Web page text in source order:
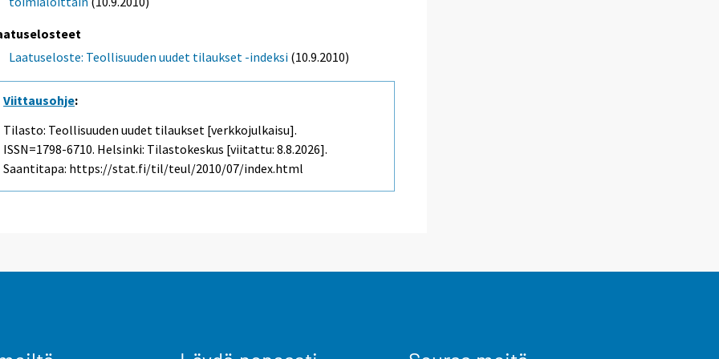
Laatuseloste: Teollisuuden uudet tilaukset -indeksi (10.9.2010)
Viittausohje:
Tilasto: Teollisuuden uudet tilaukset [verkkojulkaisu].
ISSN=1798-6710. Helsinki: Tilastokeskus [viitattu: 8.8.2026].
Saantitapa: https://stat.fi/til/teul/2010/07/index.html